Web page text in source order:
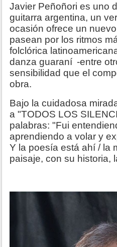
Javier Peñoñori es uno
guitarra argentina, un
ocasión ofrece un
pasean por los ritmos
folclórica
danza guaraní -entre
sensibilidad que el
obra.
Bajo la cuidadosa
a "TODOS LOS
palabras: "Fui
aprendiendo a volar y
Y la poesía está ahí / la
paisaje, con su historia,